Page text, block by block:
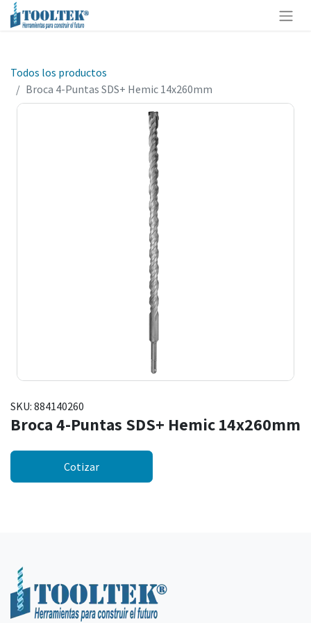
Todos los productos
Broca 4-Puntas SDS+ Hemic 14x260mm
SKU: 884140260
Broca 4-Puntas SDS+ Hemic 14x260mm
Cotizar